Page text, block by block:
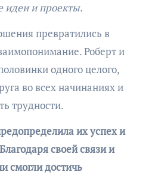
идеи и проекты.
превратились в
Роберт и
одного целого,
во всех начинаниях и
трудности.
их успех и
своей связи и
смогли достичь